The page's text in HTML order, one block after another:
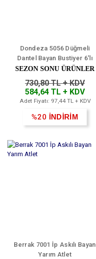
Dondeza 5056 Düğmeli
Dantel Bayan Bustiyer 6'lı
SEZON SONU ÜRÜNLER
730,80 TL + KDV
584,64 TL + KDV
Adet Fiyatı: 97,44 TL + KDV
%20 İNDİRİM
Berrak 7001 İp Askılı Bayan
Yarım Atlet